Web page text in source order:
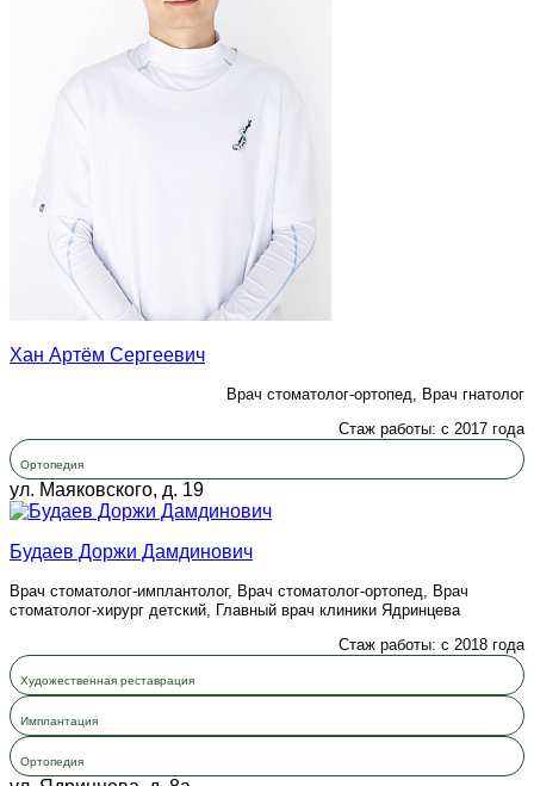
Хан Артём Сергеевич
Врач стоматолог-ортопед, Врач гнатолог
Стаж работы: с 2017 года
Ортопедия
ул. Маяковского, д. 19
Будаев Доржи Дамдинович
Врач стоматолог-имплантолог, Врач стоматолог-ортопед, Врач
стоматолог-хирург детский, Главный врач клиники Ядринцева
Стаж работы: с 2018 года
Художественная реставрация
Имплантация
Ортопедия